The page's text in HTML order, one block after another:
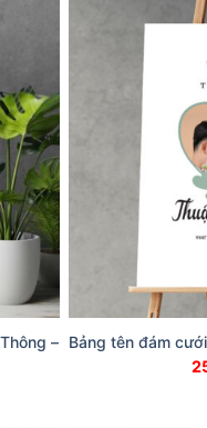
– Bảng tên đám